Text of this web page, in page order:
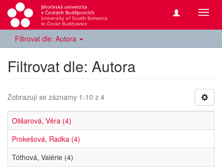
Filtrovat dle: Autora
Filtrovat dle: Autora
Zobrazují se záznamy 1-10 z 4
Olišarová, Věra (4)
Prokešová, Radka (4)
Tóthová, Valérie (4)